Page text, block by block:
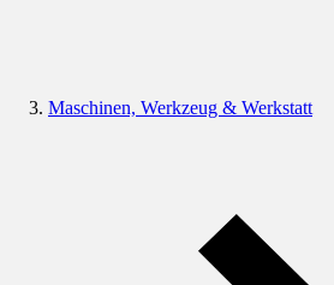
Maschinen, Werkzeug & Werkstatt